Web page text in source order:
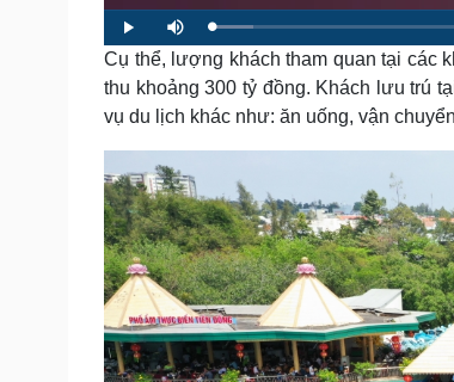
Sản phụ khoa
Nhi khoa
Nam khoa
Làm đẹp - giảm cân
Phòng mạch online
Tình yêu -
Cải chính
P
l
M
u
t
e
L
o
a
d
e
d
5
0
Cụ thể, lượng khách tham quan tại các
thu khoảng 300 tỷ đồng. Khách lưu trú
vụ du lịch khác như: ăn uống, vận